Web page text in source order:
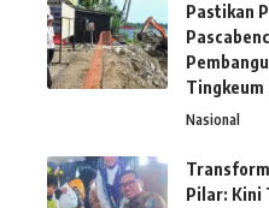
Pastikan
Tingkeum
Nasional
Pilar: Kini